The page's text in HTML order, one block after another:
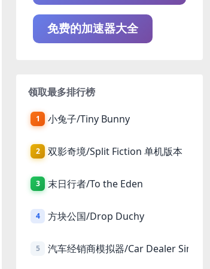
免费的加速器大全
领取最多排行榜
1 小兔子/Tiny Bunny
2 双影奇境/Split Fiction 单机版本
3 末日行者/To the Eden
4 方块公国/Drop Duchy
5 汽车经销商模拟器/Car Dealer